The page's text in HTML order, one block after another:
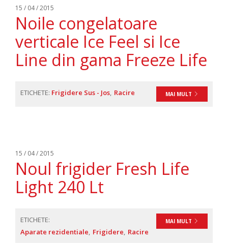
15 / 04 / 2015
Noile congelatoare
verticale Ice Feel si Ice
Line din gama Freeze Life
MAI MULT
ETICHETE: Frigidere Sus - Jos Racire
15 / 04 / 2015
Noul frigider Fresh Life
Light 240 Lt
MAI MULT
ETICHETE:
Aparate rezidentiale Frigidere Racire